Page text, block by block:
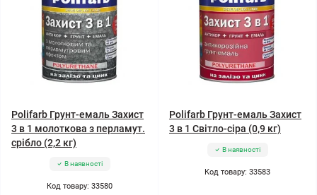
Polifarb Грунт-емаль Захист
3 в 1 молоткова з перламут.
срібло (2,2 кг)
В наявності
Код товару: 33580
Polifarb Грунт-емаль Захист
3 в 1 Світло-сіра (0,9 кг)
В наявності
Код товару: 33583